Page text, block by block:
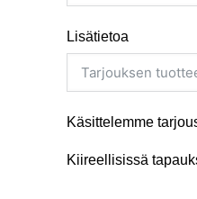
Lisätietoa
Käsittelemme
Kiireellisissä